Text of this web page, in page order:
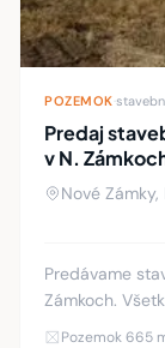
POZEMOK
Predaj
v N.
Nové
Predávame
Zámkoch.
árov. Šírka
Pozemok 665